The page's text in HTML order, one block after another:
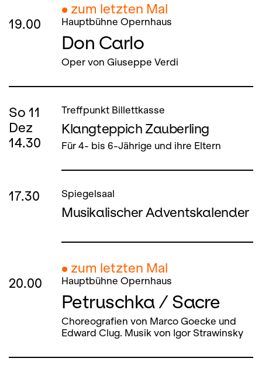
● zum letzten Mal
19.00
Hauptbühne Opernhaus
Don Carlo
Oper von Giuseppe Verdi
So 11
Dez
14.30
Treffpunkt Billettkasse
Klangteppich Zauberling
Für 4- bis 6-Jährige und ihre Eltern
17.30 Spiegelsaal
Musikalischer Adventskalender
● zum letzten Mal
20.00
Hauptbühne Opernhaus
Petruschka / Sacre
Choreografien von Marco Goecke und
Edward Clug. Musik von Igor Strawinsky